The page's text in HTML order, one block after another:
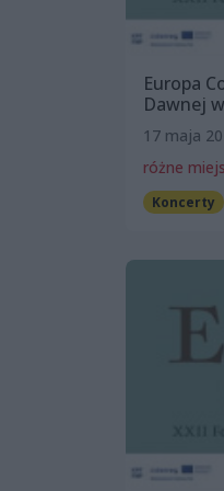
Europa
Dawnej w
17 maja
różne
Koncerty